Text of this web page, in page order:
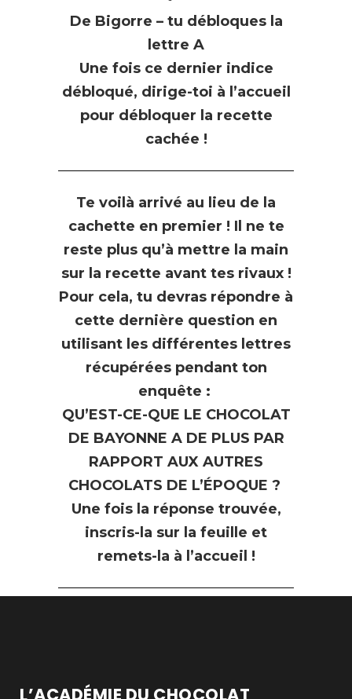
De Bigorre – tu débloques la
lettre A
Une fois ce dernier indice
débloqué, dirige-toi à l’accueil
pour débloquer la recette
cachée !
Te voilà arrivé au lieu de la
cachette en premier ! Il ne te
reste plus qu’à mettre la main
sur la recette avant tes rivaux !
Pour cela, tu devras répondre à
cette dernière question en
utilisant les différentes lettres
récupérées pendant ton
enquête :
QU’EST-CE-QUE LE CHOCOLAT
DE BAYONNE A DE PLUS PAR
RAPPORT AUX AUTRES
CHOCOLATS DE L’ÉPOQUE ?
Une fois la réponse trouvée,
inscris-la sur la feuille et
remets-la à l’accueil !